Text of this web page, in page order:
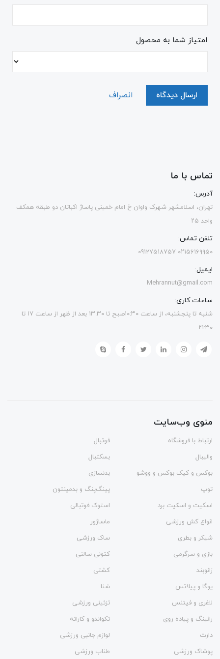
امتیاز شما به محصول
ارسال دیدگاه انصراف
تماس با ما
آدرس:
تهران، اسلامشهر شهرک واوان خ امام خمینی پاساژ اکباتان دو طبقه همکف
واحد ۲۵
تلفن تماس:
۰۲۱۵۶۱۶۹۹۵۰ 09127518757
ایمیل:
Mehrannut@gmail.com
ساعات کاری:
شنبه تا پنجشنبه، از ساعت ۱۰:۳۰صبح تا ۱۳.۳۰ بعد از ظهر از ساعت ۱۷ تا
۲۱:۳۰
منوی وب‌سایت
ارتباط با فروشگاه
فوتبال
والیبال
بسکتبال
بوکس و کیک بوکس و ووشو
بدنسازی
توپ
پینگ‌پنگ و بدمينتون
اسکیت و اسکیت برد
استوک فوتبالی
انواع کش ورزشی
ماساژور
شیکر و بطری
ساک ورزشی
بازی و سرگرمی
کتونی سالنی
زانوبند
کشتی
یوگا و پیلاتس
شنا
لاغری و فیتنس
تزئینی ورزشی
رانینگ و پیاده روی
تکواندو و کاراته
دارت
لوازم جانبی ورزشی
پوشاک ورزشی
طناب ورزشی